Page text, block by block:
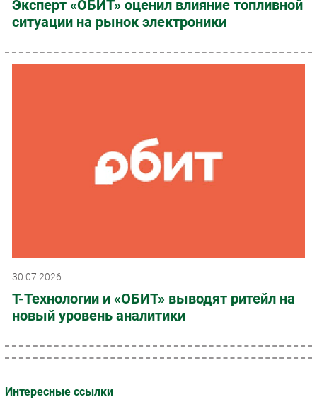
Эксперт «ОБИТ» оценил влияние топливной
ситуации на рынок электроники
30.07.2026
Т-Технологии и «ОБИТ» выводят ритейл на
новый уровень аналитики
Интересные ссылки